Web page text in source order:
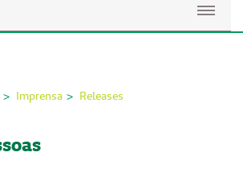
Imprensa Releases